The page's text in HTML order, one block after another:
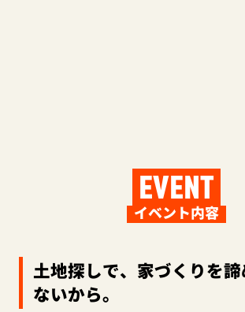
EVENT
イベント内容
土地探しで、家づくりを諦
ないから。